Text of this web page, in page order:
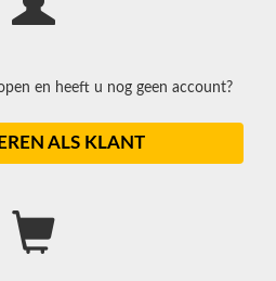
en heeft u nog geen account?
ALS KLANT